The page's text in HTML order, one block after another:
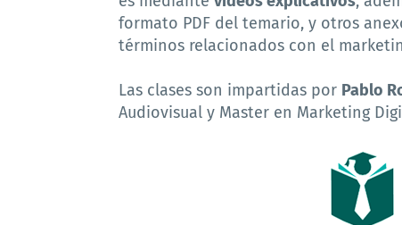
formato PDF del temario, y otros
términos relacionados con el
Las clases son impartidas por Pablo
Audiovisual y Master en Marketing